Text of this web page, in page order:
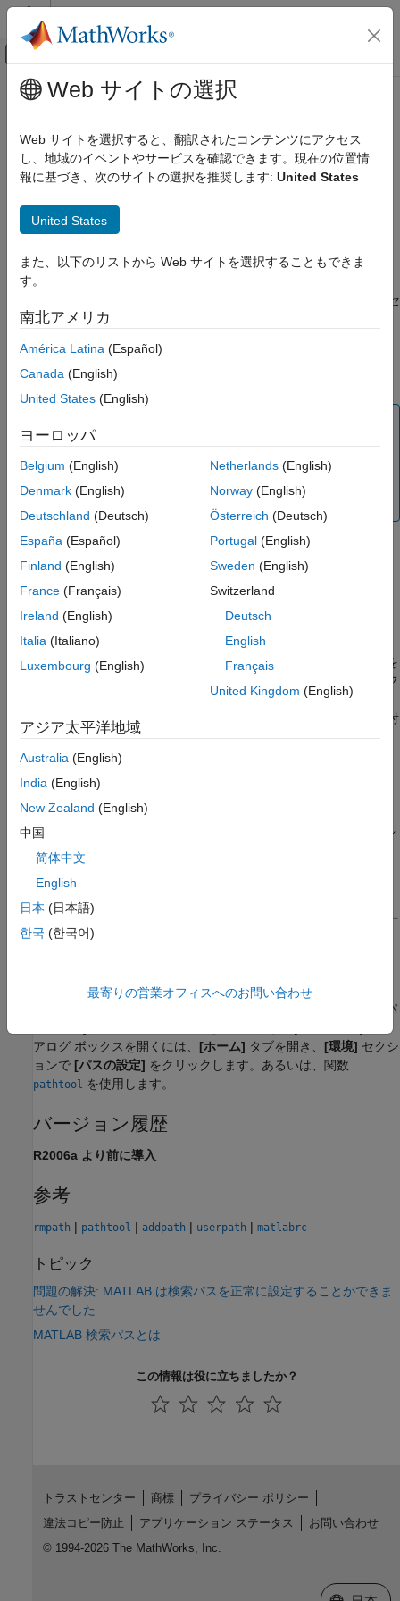
コンテンツへスキップ
オフキャンバス ナビゲーション メ
ドキュメンテーションのホーム
プログラミング
ファイルとフォルダー
restoredefaultpath
構文
制限
バージョン履歴
参考
メインコンテンツ
restoredefaultpath
出荷時の検索パスの復元
構文
説明
検索パスを出荷時の状態にリセ
ットします。既定では、検索パスには MATLAB
および MATLAB と他の MathWorks
が含まれます。
restoredefaultpathは、検索パスが破損したため
MATLAB の起動時に問題が発生した場合にのみ使用して
ください。一般的な検索パスのクリーンアップについて
は、
代替機能 を参照してください。
起動時に MATLAB が正しく初期化されない場合は、
restoredefaultpath matlabrcの両方を呼び出してください。
することができませんでした
を参照してください。
MATLAB では、UNC パス名からのrestoredefaultpath
の発行を
サポートしていません。これを行うと、MATLAB で検索パスのフ
ァイルを検索できなくなる場合があります。UNC パス名から
restoredefaultpath
を使用した場合は、現在のフォルダーを絶対
パスに変更して予期される動作を復元してから、
restoredefaultpath
制限
ではサポートされ
ヒント
サポート パッケージ、アドオン、その他の特別なフォルダー
は、restoredefaultpath
または [パ
アログ ボックスを開くには、 [ホーム] タブを開き、 [環境] セクシ
ョンで [パスの設定] をクリックします。あるいは、関数
pathtool を使用します。
バージョン履歴
R2006a より前に導入
参考
rmpath | pathtool | addpath | userpath | matlabrc
トピック
問題の解決: MATLAB は検索パスを正常に設定することができま
せんでした
MATLAB 検索パスとは
この情報は役に立ちましたか？
Web サイトの選択
Web サイトを選択すると、翻訳されたコンテンツにアクセス
し、地域のイベントやサービスを確認できます。現在の位置情
報に基づき、次のサイトの選択を推奨します: United States
United States
また、以下のリストから Web サイトを選択することもできま
す。
南北アメリカ
América Latina (Español)
Canada (English)
United States (English)
ヨーロッパ
Belgium (English)
Denmark (English)
Deutschland (Deutsch)
España (Español)
Finland (English)
France (Français)
Ireland (English)
Italia (Italiano)
Luxembourg (English)
Netherlands(English)
Norway(English)
Österreich (Deutsch)
Portugal(English)
Sweden (English)
Switzerland
Deutsch
English
Français
United Kingdom (English)
アジア太平洋地域
Australia (English)
India (English)
New Zealand (English)
中国
简体中文
English
日本 (日本語)
한국 (한국어)
最寄りの営業オフィスへのお問い合わせ
トラストセンター 商標
プライバシー ポリシー
違法コピー防止
アプリケーション ステータス
お問い合わせ
© 1994-2026 The MathWorks, Inc.